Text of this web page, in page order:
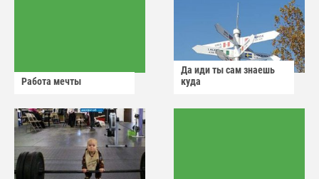
Работа мечты
Да иди ты сам знаешь
куда